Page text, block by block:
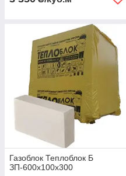
Газоблок Теплоблок Б
ЗП-600х100х300